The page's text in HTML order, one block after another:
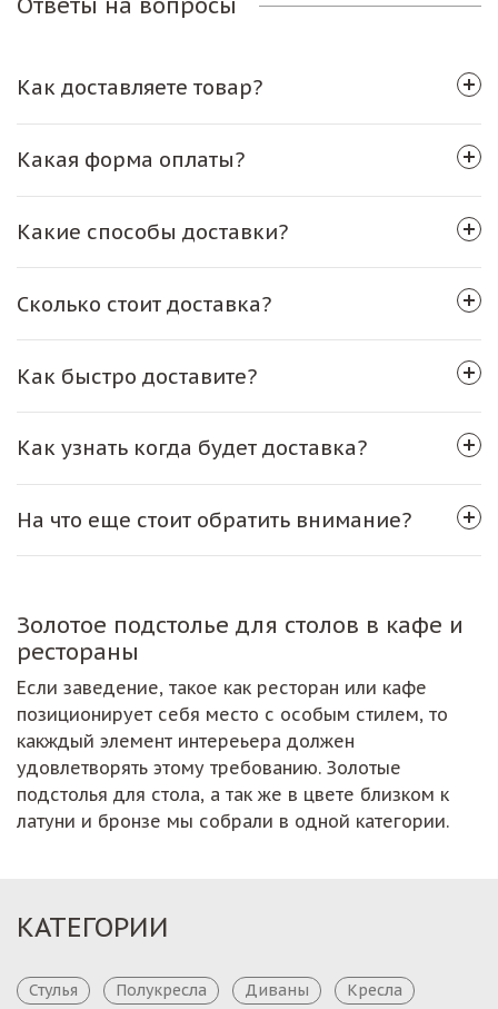
Как доставляете товар?
Какая форма оплаты?
Какие способы доставки?
Сколько стоит доставка?
Как быстро доставите?
Как узнать когда будет доставка?
На что еще стоит обратить внимание?
Золотое подстолье для столов в кафе и
рестораны
Если заведение, такое как ресторан или кафе
позиционирует себя место с особым стилем, то
какждый элемент интереьера должен
удовлетворять этому требованию. Золотые
подстолья для стола, а так же в цвете близком к
латуни и бронзе мы собрали в одной категории.
КАТЕГОРИИ
Стулья Полукресла Диваны
Кресла